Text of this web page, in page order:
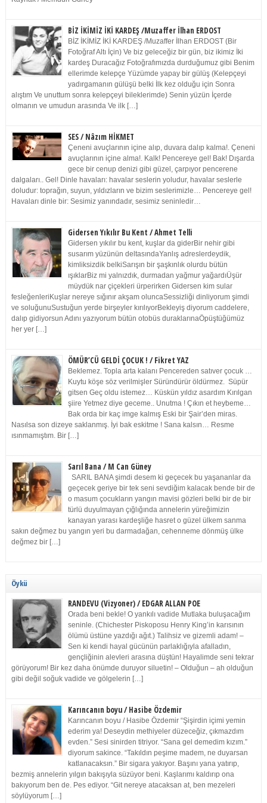
BİZ İKİMİZ İKİ KARDEŞ /Muzaffer İlhan ERDOST
BİZ İKİMİZ İKİ KARDEŞ /Muzaffer İlhan ERDOST (Bir
Fotoğraf Altı İçin) Ve biz geleceğiz bir gün, biz ikimiz İki
kardeş Duracağız Fotoğrafımızda durduğumuz gibi Benim
ellerimde kelepçe Yüzümde yapay bir gülüş (Kelepçeyi
yadırgamanın gülüşü belki İlk kez olduğu için Sonra
alıştım Ve unuttum sonra kelepçeyi bileklerimde) Senin yüzün İçerde
olmanın ve umudun arasında Ve ilk […]
SES / Nâzım HİKMET
Çeneni avuçlarının içine alıp, duvara dalıp kalma!. Çeneni
avuçlarının içine alma!. Kalk! Pencereye gel! Bak! Dışarda
gece bir cenup denizi gibi güzel, çarpıyor pencerene
dalgaları.. Gel! Dinle havaları: havalar seslerin yoludur, havalar seslerle
doludur: toprağın, suyun, yıldızların ve bizim seslerimizle… Pencereye gel!
Havaları dinle bir: Sesimiz yanındadır, sesimiz seninledir…
Gidersen Yıkılır Bu Kent / Ahmet Telli
Gidersen yıkılır bu kent, kuşlar da giderBir nehir gibi
susarım yüzünün deltasındaYanlış adreslerdeydik,
kimliksizdik belkiSarışın bir şaşkınlık olurdu bütün
ışıklarBiz mi yalnızdık, durmadan yağmur yağardıÜşür
müydük nar çiçekleri ürperirken Gidersen kim sular
fesleğenleriKuşlar nereye sığınır akşam oluncaSessizliği dinliyorum şimdi
ve soluğunuSustuğun yerde birşeyler kırılıyorBekleyiş diyorum caddelere,
dalıp gidiyorsun Adını yazıyorum bütün otobüs duraklarınaÖpüştüğümüz
her yer […]
ÖMÜR’CÜ GELDİ ÇOCUK ! / Fikret YAZ
Beklemez. Topla arta kalanı Pencereden satıver çocuk …
Kuytu köşe söz verilmişler Süründürür öldürmez. Süpür
gitsen Geç oldu istemez… Küskün yıldız asardım Kırılgan
şiire Yetmez diye geceme.. Unutma ! Çıkın et heybeme…
Bak orda bir kaç imge kalmış Eski bir Şair’den miras.
Nasılsa son dizeye saklanmış. İyi bak eskitme ! Sana kalsın… Resme
ısınmamıştım. Bir […]
Sarıl Bana / M Can Güney
SARIL BANA şimdi desem ki geçecek bu yaşananlar da
geçecek geriye bir tek seni sevdiğim kalacak bende bir de
o masum çocukların yangın mavisi gözleri belki bir de bir
türlü duyulmayan çığlığında annelerin yüreğimizin
kanayan yarası kardeşliğe hasret o güzel ülkem sanma
sakın değmez bu yangın yeri bu darmadağan, cehenneme dönmüş ülke
değmez bir […]
Öykü
RANDEVU (Vizyoner) / EDGAR ALLAN POE
Orada beni bekle! O yankılı vadide Mutlaka buluşacağım
seninle. (Chichester Piskoposu Henry King’in karısının
ölümü üstüne yazdığı ağıt.) Talihsiz ve gizemli adam! –
Sen ki kendi hayal gücünün parlaklığıyla afalladın,
gençliğinin alevleri arasına düştün! Hayalimde seni tekrar
görüyorum! Bir kez daha önümde duruyor siluetin! – Olduğun – ah olduğun
gibi değil soğuk vadide ve gölgelerin […]
Karıncanın boyu / Hasibe Özdemir
Karıncanın boyu / Hasibe Özdemir “Şişirdin içimi yemin
ederim ya! Deseydin methiyeler düzeceğiz, çıkmazdım
evden.” Sesi sinirden titriyor. “Sana gel demedim kızım.”
diyorum sakince. “Takıldın peşime madem, ne duyarsan
katlanacaksın.” Bir sigara yakıyor. Başını yana yatırıp,
bezmiş annelerin yılgın bakışıyla süzüyor beni. Kaşlarımı kaldırıp ona
bakıyorum ben de. Pes ediyor. “Git nereye atacaksan at, ben mezeleri
söylüyorum […]